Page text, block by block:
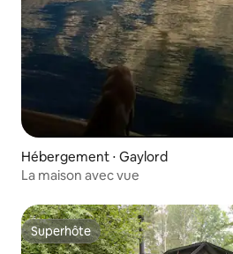
Hébergement ⋅ Gaylord
La maison avec vue
Superhôte
Superhôte